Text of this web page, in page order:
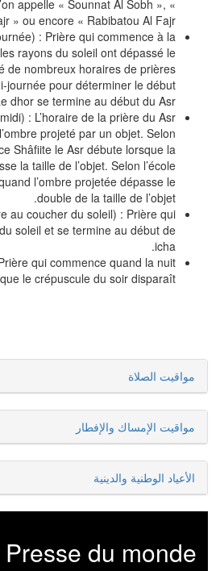
l’on appelle « Sounnat Al Sobh », «
Fajr » ou encore « Rabibatou Al Fajr »
journée) : Prière qui commence à la
les rayons du soleil ont dépassé le
de nombreux horaires de prières
mi-journée pour déterminer le début
Le dhor se termine au début du Asr.
midi) : L’horaire de la prière du Asr
l’ombre projeté par un objet. Selon
Shâfiite le Asr débute lorsque la
la taille de l’objet. Selon l’école
quand l’ombre projetée dépasse le
double de la taille de l’objet.
au coucher du soleil) : Prière qui
du soleil et se termine au début de
: Prière qui commence quand la nuit
et que le crépuscule du soir disparaît.
مواقيت الصلاة
مواقيت الإمساك والإفطار
الأعياد الوطنية والدينية
Presse du monde